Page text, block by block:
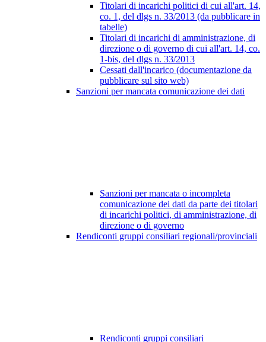
Titolari di incarichi politici di cui all'art. 14,
co. 1, del dlgs n. 33/2013 (da pubblicare in
tabelle)
Titolari di incarichi di amministrazione, di
direzione o di governo di cui all'art. 14, co.
1-bis, del dlgs n. 33/2013
Cessati dall'incarico (documentazione da
pubblicare sul sito web)
Sanzioni per mancata comunicazione dei dati
Sanzioni per mancata o incompleta
comunicazione dei dati da parte dei titolari
di incarichi politici, di amministrazione, di
direzione o di governo
Rendiconti gruppi consiliari regionali/provinciali
Rendiconti gruppi consiliari